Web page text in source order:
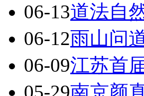
06-13道法自
06-12雨山问
06-09江苏首